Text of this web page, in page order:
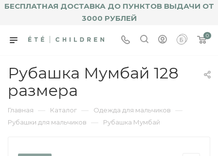
БЕСПЛАТНАЯ ДОСТАВКА ДО ПУНКТОВ ВЫДАЧИ ОТ
3000 РУБЛЕЙ
0
Рубашка Мумбай 128
размера
Главная — Каталог — Одежда для мальчиков —
Рубашки для мальчиков — Рубашка Мумбай